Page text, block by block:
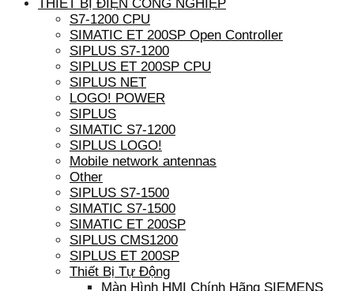
THIẾT BỊ ĐIỆN CÔNG NGHIỆP
S7-1200 CPU
SIMATIC ET 200SP Open Controller
SIPLUS S7-1200
SIPLUS ET 200SP CPU
SIPLUS NET
LOGO! POWER
SIPLUS
SIMATIC S7-1200
SIPLUS LOGO!
Mobile network antennas
Other
SIPLUS S7-1500
SIMATIC S7-1500
SIMATIC ET 200SP
SIPLUS CMS1200
SIPLUS ET 200SP
Thiết Bị Tự Động
Màn Hình HMI Chính Hãng SIEMENS